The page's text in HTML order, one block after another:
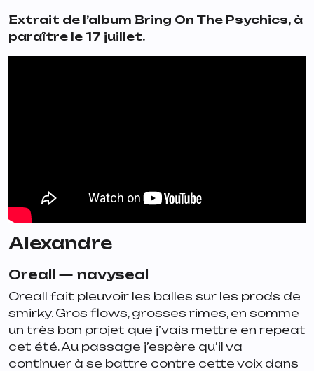
Extrait de l’album Bring On The Psychics, à
paraître le 17 juillet.
Alexandre
Oreall — navyseal
Oreall fait pleuvoir les balles sur les prods de
smirky. Gros flows, grosses rimes, en somme
un très bon projet que j’vais mettre en repeat
cet été. Au passage j’espère qu’il va
continuer à se battre contre cette voix dans